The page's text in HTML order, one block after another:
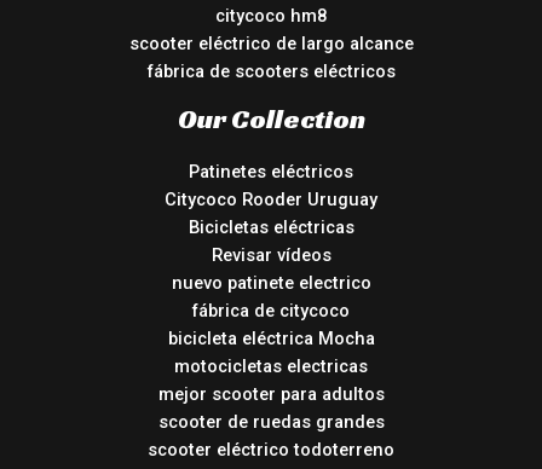
citycoco hm8
scooter eléctrico de largo alcance
fábrica de scooters eléctricos
Our Collection
Patinetes eléctricos
Citycoco Rooder Uruguay
Bicicletas eléctricas
Revisar vídeos
nuevo patinete electrico
fábrica de citycoco
bicicleta eléctrica Mocha
motocicletas electricas
mejor scooter para adultos
scooter de ruedas grandes
scooter eléctrico todoterreno